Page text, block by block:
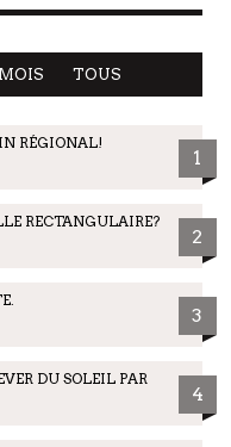
MOIS TOUS
RÉGIONAL!
1
RECTANGULAIRE?
2
3
DU SOLEIL PAR
4